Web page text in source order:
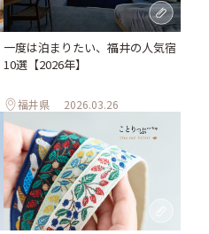
一度は泊まりたい、福井の人気宿
10選【2026年】
福井県 2026.03.26